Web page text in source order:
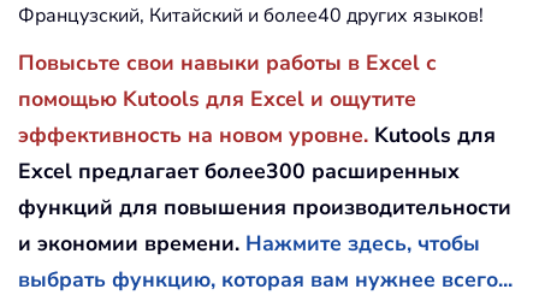
Французский, Китайский и более40 других языков!
Повысьте свои навыки работы в Excel с
помощью Kutools для Excel и ощутите
эффективность на новом уровне. Kutools для
Excel предлагает более300 расширенных
функций для повышения производительности
и экономии времени. Нажмите здесь, чтобы
выбрать функцию, которая вам нужнее всего...